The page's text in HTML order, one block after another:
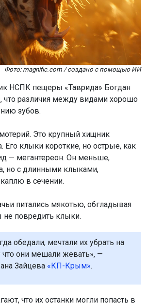
Фото: magnific.com / создано с помощью ИИ
НСПК пещеры «Таврида» Богдан
что различия между видами хорошо
зубов.
Это крупный хищник
Его клыки короткие, но острые, как
— мегантереон. Он меньше,
но с длинными клыками,
в сечении.
питались мякотью, обгладывая
не повредить клыки.
обедали, мечтали их убрать на
что они мешали жевать», —
Зайцева «КП-Крым».
что их останки могли попасть в